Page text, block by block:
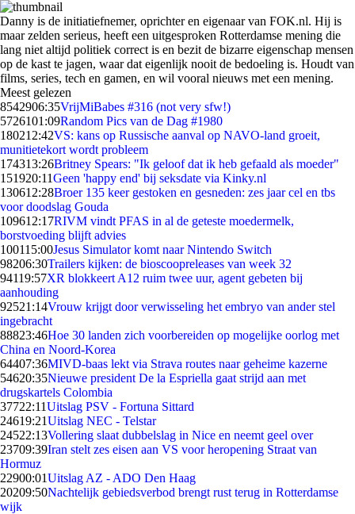
Danny is de initiatiefnemer, oprichter en eigenaar van FOK.nl. Hij is
maar zelden serieus, heeft een uitgesproken Rotterdamse mening die
lang niet altijd politiek correct is en bezit de bizarre eigenschap mensen
op de kast te jagen, waar dat eigenlijk nooit de bedoeling is. Houdt van
films, series, tech en gamen, en wil vooral nieuws met een mening.
Meest gelezen
8542906:35VrijMiBabes #316 (not very sfw!)
5726101:09Random Pics van de Dag #1980
180212:42VS: kans op Russische aanval op NAVO-land groeit,
munitietekort wordt probleem
174313:26Britney Spears: "Ik geloof dat ik heb gefaald als moeder"
151920:11Geen 'happy end' bij seksdate via Kinky.nl
130612:28Broer 135 keer gestoken en gesneden: zes jaar cel en tbs
voor doodslag Gouda
109612:17RIVM vindt PFAS in al de geteste moedermelk,
borstvoeding blijft advies
100115:00Jesus Simulator komt naar Nintendo Switch
98206:30Trailers kijken: de bioscoopreleases van week 32
94119:57XR blokkeert A12 ruim twee uur, agent gebeten bij
aanhouding
92521:14Vrouw krijgt door verwisseling het embryo van ander stel
ingebracht
88823:46Hoe 30 landen zich voorbereiden op mogelijke oorlog met
China en Noord-Korea
64407:36MIVD-baas lekt via Strava routes naar geheime kazerne
54620:35Nieuwe president De la Espriella gaat strijd aan met
drugskartels Colombia
37722:11Uitslag PSV - Fortuna Sittard
24619:21Uitslag NEC - Telstar
24522:13Vollering slaat dubbelslag in Nice en neemt geel over
23709:39Iran stelt zes eisen aan VS voor heropening Straat van
Hormuz
22900:01Uitslag AZ - ADO Den Haag
20209:50Nachtelijk gebiedsverbod brengt rust terug in Rotterdamse
wijk